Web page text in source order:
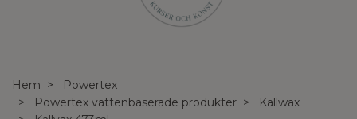
Hem
Powertex
Powertex vattenbaserade produkter
Kallwax